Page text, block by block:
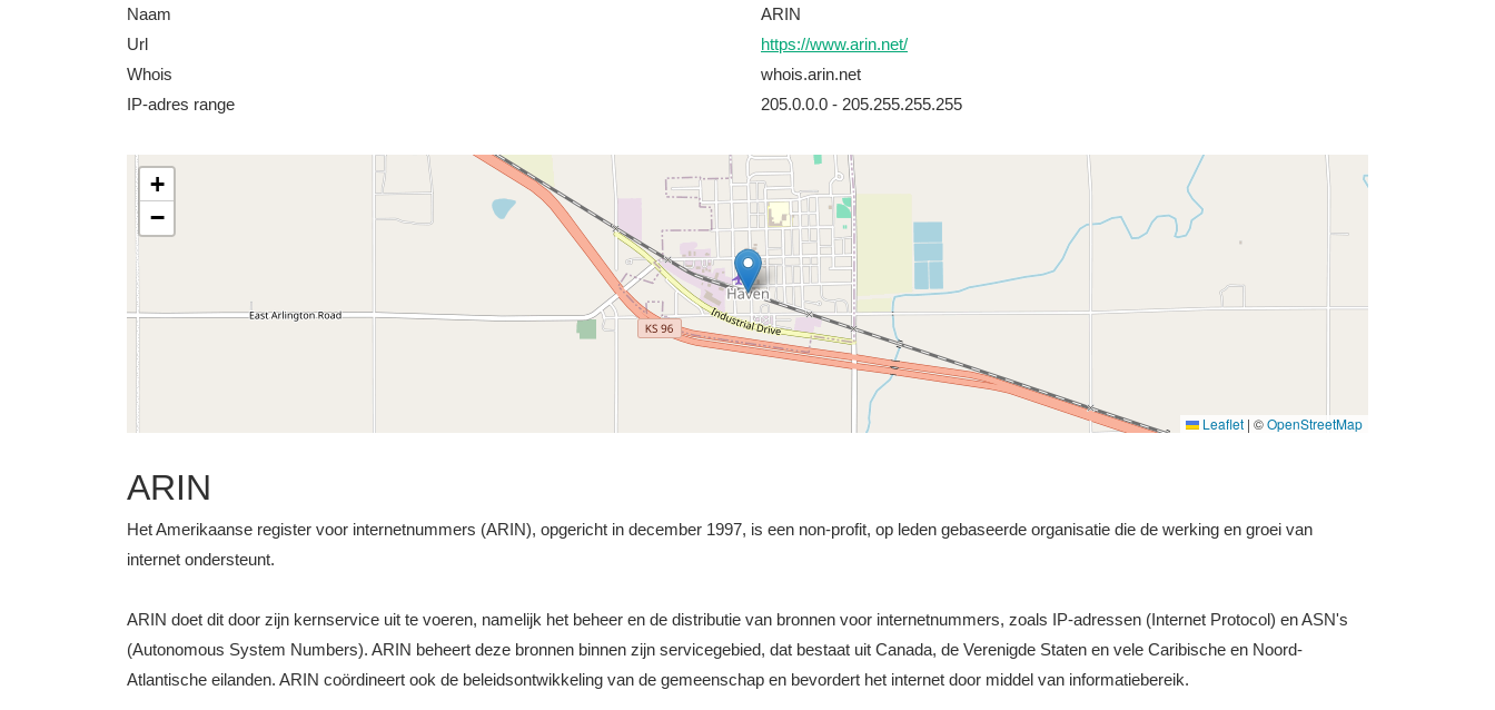
Naam
ARIN
Url
https://www.arin.net/
Whois
whois.arin.net
IP-adres range
205.0.0.0 - 205.255.255.255
+
−
Leaflet | ©OpenStreetMap
ARIN
Het Amerikaanse register voor internetnummers (ARIN), opgericht in december 1997, is een non-profit, op leden gebaseerde organisatie die de werking en groei van
internet ondersteunt.
ARIN doet dit door zijn kernservice uit te voeren, namelijk het beheer en de distributie van bronnen voor internetnummers, zoals IP-adressen (Internet Protocol) en ASN's
(Autonomous System Numbers). ARIN beheert deze bronnen binnen zijn servicegebied, dat bestaat uit Canada, de Verenigde Staten en vele Caribische en Noord-
Atlantische eilanden. ARIN coördineert ook de beleidsontwikkeling van de gemeenschap en bevordert het internet door middel van informatiebereik.